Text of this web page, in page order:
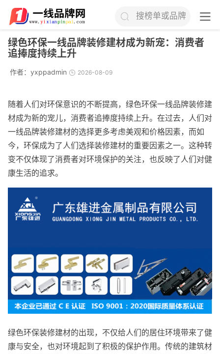
搜榜单或品牌
绿色环保一线品牌装修建材成为新宠：消费者
追捧度持续上升
作者： yxppadmin 2026-08-09
随着人们对环保意识的不断提高，绿色环保一线品牌装修建
材成为新的宠儿，消费者追捧度持续上升。在过去，人们对
一线品牌装修建材的选择更多考虑美观和价格因素，而如
今，环保成为了人们选择装修建材的重要因素之一。这种转
变不仅体现了消费者对环境保护的关注，也反映了人们对健
康生活的追求。
绿色环保装修建材的出现，不仅给人们的居住环境带来了健
康与安全，也对环境起到了积极的保护作用。传统的建筑材